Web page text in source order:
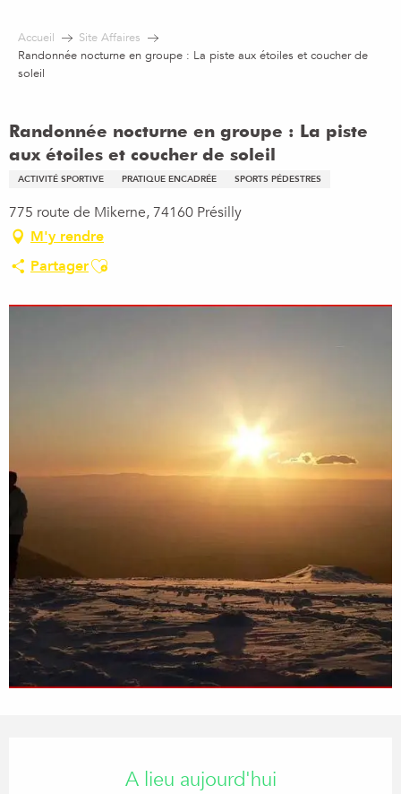
contenu
principal
Accueil
Site Affaires
Randonnée nocturne en groupe : La piste aux étoiles et coucher de
soleil
Randonnée nocturne en groupe : La piste
aux étoiles et coucher de soleil
ACTIVITÉ SPORTIVE PRATIQUE ENCADRÉE SPORTS PÉDESTRES
775 route de Mikerne, 74160 Présilly
M'y rendre
PartagerAjouter aux favoris
A lieu aujourd'hui